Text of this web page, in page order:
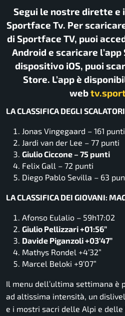
Segui le nostre dirette e
Sportface Tv. Per
di Sportface TV, puoi
Android e scaricare
dispositivo iOS, puoi
Store. L’app è
web
LA CLASSIFICA DEGLI
Jonas Vingegaard – 161 punti
Jardi van der Lee – 77 punti
Giulio Ciccone – 75 punti
Felix Gall – 72 punti
Diego Pablo Sevilla – 63
LA CLASSIFICA DEI GIOVANI:
Afonso Eulalio – 59h17:02
Giulio Pellizzari +01:56”
Davide Piganzoli +03’47”
Mathys Rondel +4’32”
Marcel Beloki +9’07”
Il menu dell’ultima settimana è
ad altissima intensità, un
e i mostri sacri delle Alpi e